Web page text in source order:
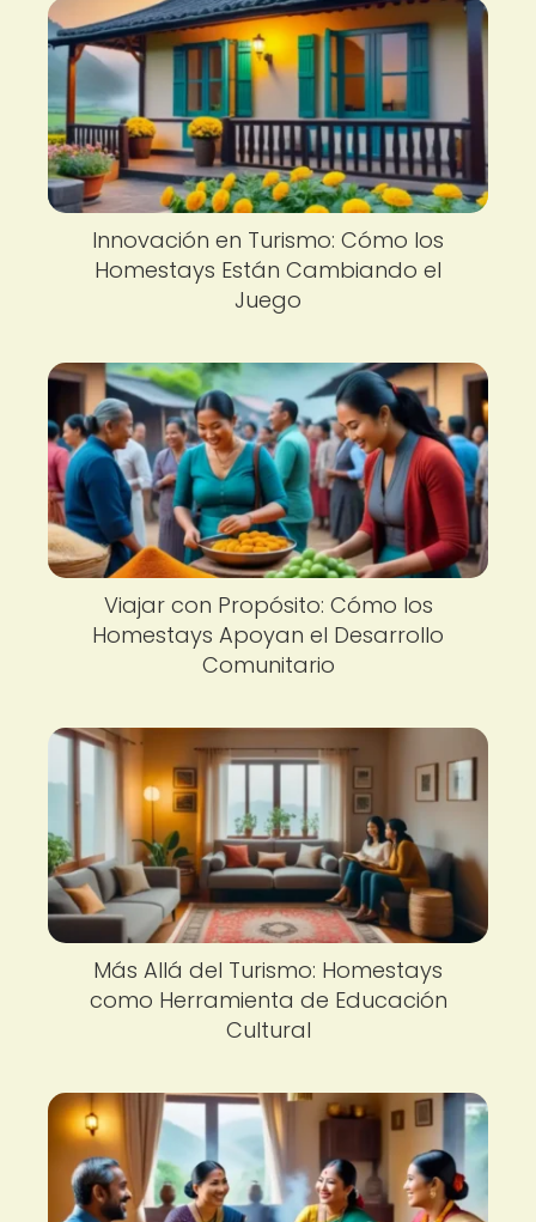
Innovación en Turismo: Cómo los
Homestays Están Cambiando el
Juego
Viajar con Propósito: Cómo los
Homestays Apoyan el Desarrollo
Comunitario
Más Allá del Turismo: Homestays
como Herramienta de Educación
Cultural